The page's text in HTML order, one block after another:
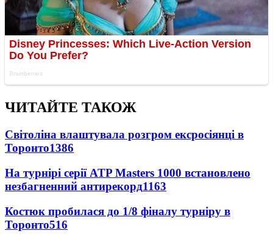
ЧИТАЙТЕ ТАКОЖ
Світоліна влаштувала розгром ексросіянці в
Торонто1386
На турнірі серії ATP Masters 1000 встановлено
незбагненний антирекорд1163
Костюк пробилася до 1/8 фіналу турніру в
Торонто516